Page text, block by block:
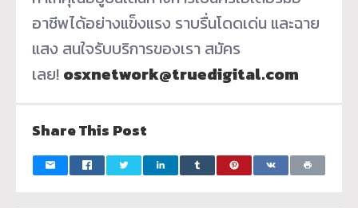
อาชีพได้อย่างแข็งแรง ราบรื่นโดดเด่น และฉาย
แสง สนใจรับบริการของเรา สมัคร
เลย! osxnetwork@truedigital.com
Share This Post